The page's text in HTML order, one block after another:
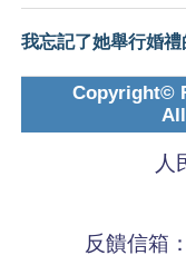
我忘記了她舉行婚禮
Copyright©
人
反饋信箱：